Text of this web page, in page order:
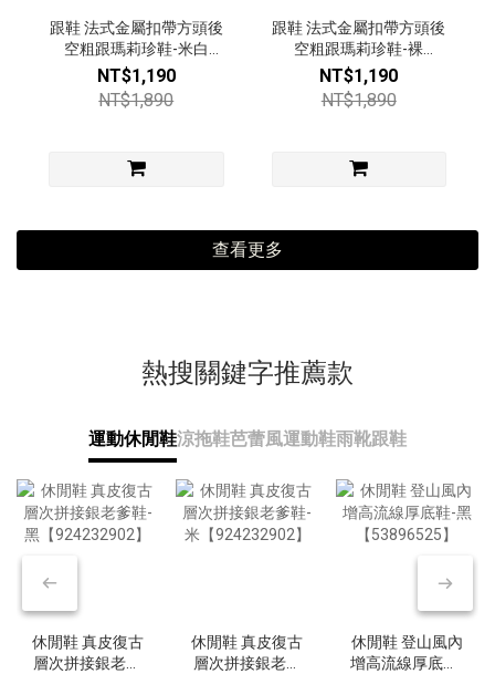
跟鞋 法式金屬扣帶方頭後
空粗跟瑪莉珍鞋-米白
【49492883】
NT$1,190
NT$1,890
跟鞋 法式金屬扣帶方頭後
空粗跟瑪莉珍鞋-裸
【49492883】
NT$1,190
NT$1,890
查看更多
熱搜關鍵字推薦款
運動休閒鞋涼拖鞋芭蕾風運動鞋雨靴跟鞋
休閒鞋 真皮復古
層次拼接銀老爹
休閒鞋 真皮復古
層次拼接銀老爹
休閒鞋 登山風內
增高流線厚底鞋-